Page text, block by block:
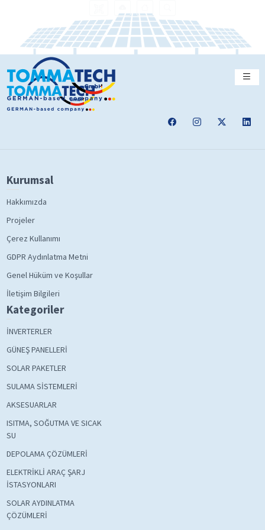
Kurumsal
Hakkımızda
Projeler
Çerez Kullanımı
GDPR Aydınlatma Metni
Genel Hüküm ve Koşullar
İletişim Bilgileri
Kategoriler
İNVERTERLER
GÜNEŞ PANELLERİ
SOLAR PAKETLER
SULAMA SİSTEMLERİ
AKSESUARLAR
ISITMA, SOĞUTMA VE SICAK
SU
DEPOLAMA ÇÖZÜMLERİ
ELEKTRİKLİ ARAÇ ŞARJ
İSTASYONLARI
SOLAR AYDINLATMA
ÇÖZÜMLERİ